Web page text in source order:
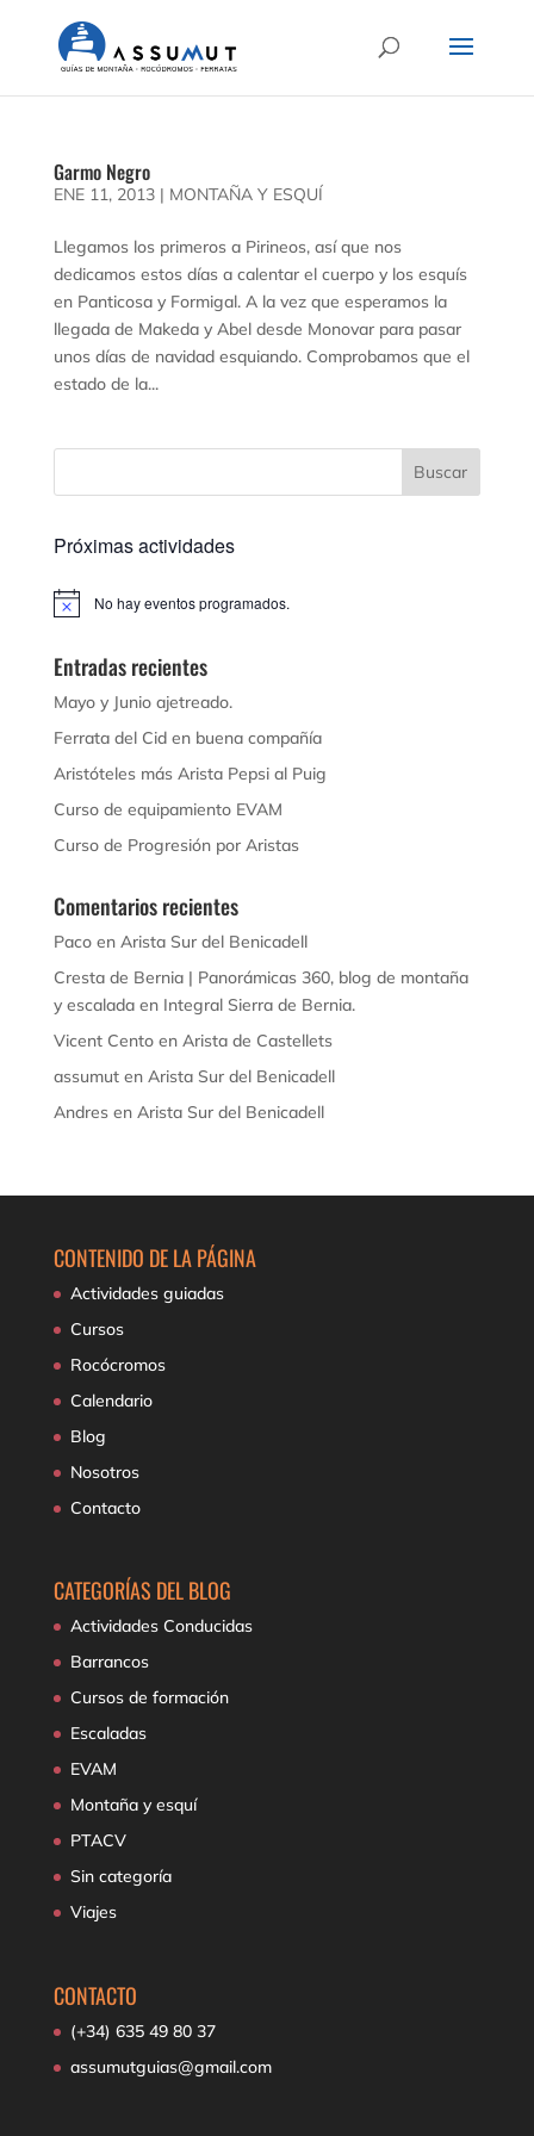
Garmo Negro
ENE 11, 2013| MONTAÑA Y ESQUÍ
Llegamos los primeros a Pirineos, así que nos
dedicamos estos días a calentar el cuerpo y los esquís
en Panticosa y Formigal. A la vez que esperamos la
llegada de Makeda y Abel desde Monovar para pasar
unos días de navidad esquiando. Comprobamos que el
estado de la...
Próximas actividades
Aviso No hay eventos programados.
Entradas recientes
Mayo y Junio ajetreado.
Ferrata del Cid en buena compañía
Aristóteles más Arista Pepsi al Puig
Curso de equipamiento EVAM
Curso de Progresión por Aristas
Comentarios recientes
Pacoen Arista Sur del Benicadell
Cresta de Bernia | Panorámicas 360, blog de montaña
y escaladaen Integral Sierra de Bernia.
Vicent Centoen Arista de Castellets
assumuten Arista Sur del Benicadell
Andresen Arista Sur del Benicadell
CONTENIDO DE LA PÁGINA
Actividades guiadas
Cursos
Rocócromos
Calendario
Blog
Nosotros
Contacto
CATEGORÍAS DEL BLOG
Actividades Conducidas
Barrancos
Cursos de formación
Escaladas
EVAM
Montaña y esquí
PTACV
Sin categoría
Viajes
CONTACTO
(+34) 635 49 80 37
assumutguias@gmail.com